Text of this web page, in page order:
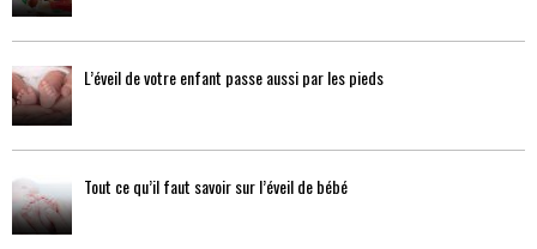
L’éveil de votre enfant passe aussi par les pieds
Tout ce qu’il faut savoir sur l’éveil de bébé